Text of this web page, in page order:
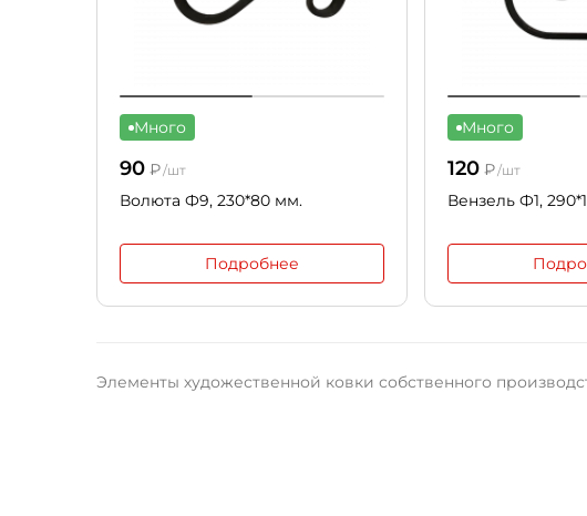
Много
90 ₽/шт
Волюта Ф9, 230*80 мм.
Подробнее
Много
120 ₽/шт
Вензель Ф1,
Элементы художественной ковки собственного